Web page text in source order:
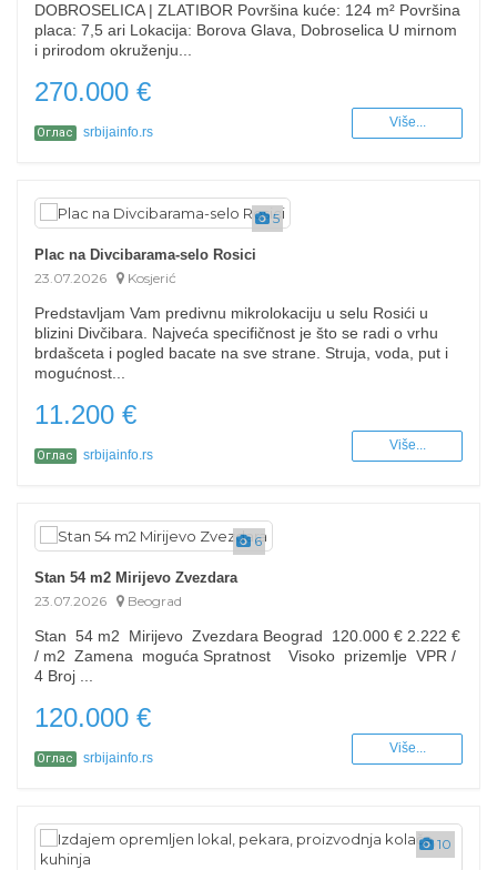
DOBROSELICA | ZLATIBOR Površina kuće: 124 m² Površina
placa: 7,5 ari Lokacija: Borova Glava, Dobroselica U mirnom
i prirodom okruženju...
270.000 €
Оглас srbijainfo.rs
Više...
5
Plac na Divcibarama-selo Rosici
23.07.2026
Kosjerić
Predstavljam Vam predivnu mikrolokaciju u selu Rosići u
blizini Divčibara. Najveća specifičnost je što se radi o vrhu
brdašceta i pogled bacate na sve strane. Struja, voda, put i
mogućnost...
11.200 €
Оглас srbijainfo.rs
Više...
6
Stan 54 m2 Mirijevo Zvezdara
23.07.2026
Beograd
Stan 54 m2 Mirijevo Zvezdara Beograd 120.000 € 2.222 €
/ m2 Zamena moguća Spratnost Visoko prizemlje VPR /
4 Broj ...
120.000 €
Оглас srbijainfo.rs
Više...
10